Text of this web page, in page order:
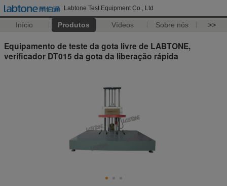
Labtone Test Equipment Co., Ltd
Início Produtos Vídeos Sobre nós >>
Equipamento de teste da gota livre de LABTONE,
verificador DT015 da gota da liberação rápida